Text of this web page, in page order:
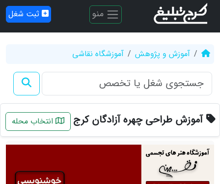
منو ثبت شغل
آموزش و پژوهش آموزشگاه نقاشی
آموزش طراحی چهره آزادگان کرج انتخاب محله